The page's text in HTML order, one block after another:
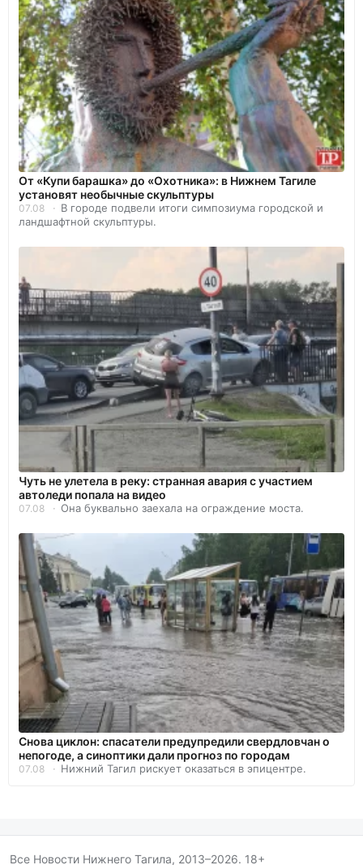
От «Купи барашка» до «Охотника»: в Нижнем Тагиле
установят необычные скульптуры
07.08
В городе подвели итоги симпозиума городской и
ландшафтной скульптуры.
Чуть не улетела в реку: странная авария с участием
автоледи попала на видео
07.08 Она буквально заехала на ограждение моста.
Снова циклон: спасатели предупредили свердловчан о
непогоде, а синоптики дали прогноз по городам
07.08 Нижний Тагил рискует оказаться в эпицентре.
Все Новости Нижнего Тагила, 2013–2026. 18+